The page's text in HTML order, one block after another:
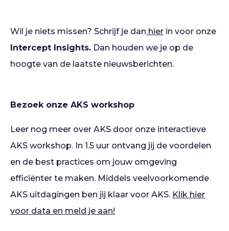
Wil je niets missen? Schrijf je dan hier in voor onze
Intercept Insights. Dan houden we je op de
hoogte van de laatste nieuwsberichten.
Bezoek onze AKS workshop
Leer nog meer over AKS door onze interactieve
AKS workshop. In 1.5 uur ontvang jij de voordelen
en de best practices om jouw omgeving
efficiënter te maken. Middels veelvoorkomende
AKS uitdagingen ben jij klaar voor AKS. Klik hier
voor data en meld je aan!